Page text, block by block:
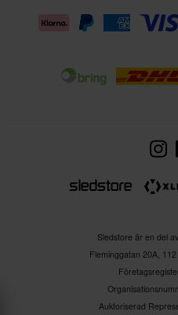
Sledstore är en del
Fleminggatan 20A,
Auktoriserad